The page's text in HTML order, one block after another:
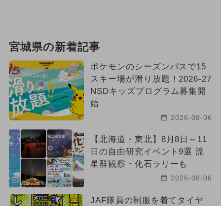
宮城県の新着記事
ポケモンのシーズンパスで15
スキー場が滑り放題！2026-27
NSDキッズプログラム募集開
始
2026-08-06
【北海道・東北】8月8日～11
日の自由研究イベント9選 流
星群観察・化石ラリーも
2026-08-06
JAF隊員の制服を着てタイヤ